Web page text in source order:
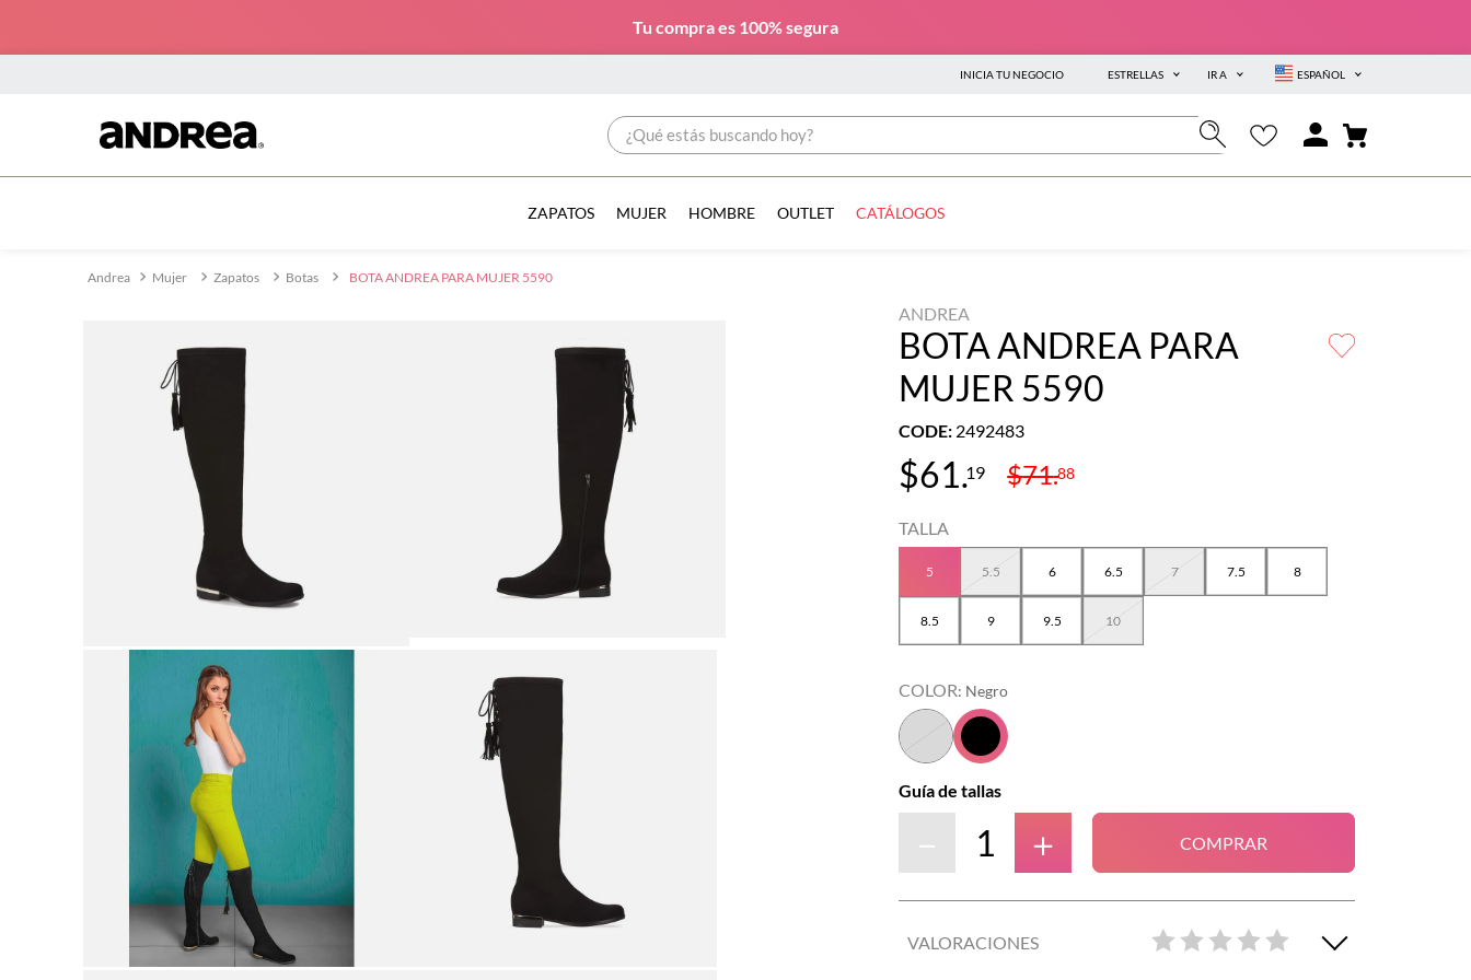
Tu compra es 100% segura
INICIA TU NEGOCIO ESTRELLAS IR A ESPAÑOL
¿Qué estás buscando hoy?
ZAPATOS MUJER HOMBRE OUTLET CATÁLOGOS
Mujer Zapatos Botas BOTA ANDREA PARA MUJER 5590
ANDREA
BOTA ANDREA PARA
MUJER 5590
CODE: 2492483
$61.19 $71.88
TALLA
5 5.5 6 6.5 7 7.5 8
8.5 9 9.5 10
COLOR: Negro
Guía de tallas
＋
－ COMPRAR
VALORACIONES
TÉRMINOS MÁS BUSCADOS